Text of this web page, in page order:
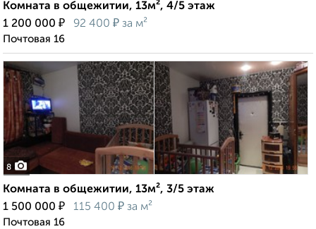
Комната в общежитии, 13м², 4/5 этаж
1 200 000 ₽ 92 400 ₽ за м²
Почтовая 16
8
Комната в общежитии, 13м², 3/5 этаж
1 500 000 ₽ 115 400 ₽ за м²
Почтовая 16